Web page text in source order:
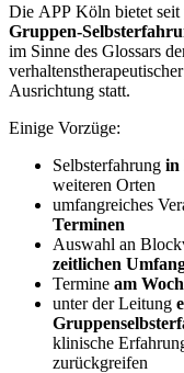
Die APP Köln bietet seit
Gruppen-
im Sinne des Glossars
Ausrichtung statt.
Einige Vorzüge:
Selbsterfahrung in
weiteren Orten
umfangreiches
Terminen
Auswahl an
zeitlichen
Termine am
unter der Leitung
klinische
zurückgreifen